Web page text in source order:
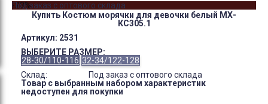
-23%
Под заказ с оптового склада
Купить Костюм морячки для девочки белый МХ-
КС305.1
Артикул: 2531
ВЫБЕРИТЕ РАЗМЕР:
28-30/110-116 32-34/122-128
Склад:
Под заказ с оптового склада
Товар с выбранным набором характеристик
недоступен для покупки